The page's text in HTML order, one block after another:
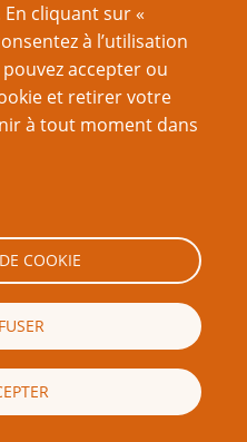
maintenu privé et ne sera
faire apparaître votre
cliquant sur «
à l’utilisation
accepter ou
et retirer votre
à tout moment dans
COOKIE